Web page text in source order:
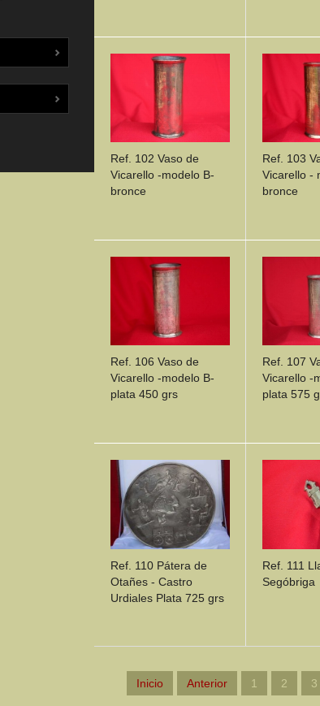
DETAILS
Ref. 102 Vaso de
Vicarello -modelo B-
bronce
DETAILS
Ref. 103
Vicarello -
bronce
Ref. 106 Vaso de
Vicarello -modelo B-
plata 450 grs
DETAILS
Ref. 107
Vicarello -
plata 575
Ref. 110 Pátera de
Otañes - Castro
Urdiales Plata 725 grs
DETAILS
Ref. 111
Segóbriga
Inicio Anterior 1 2 3